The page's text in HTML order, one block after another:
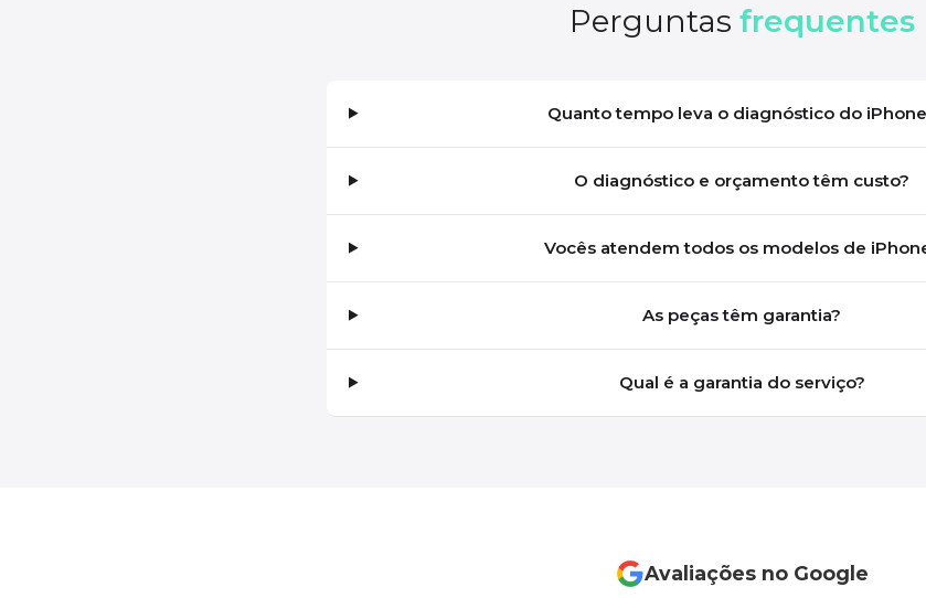
Perguntas frequentes
Quanto tempo leva o diagnóstico do
O diagnóstico e orçamento têm custo?
Vocês atendem todos os modelos de
As peças têm garantia?
Qual é a garantia do serviço?
Avaliações no Google